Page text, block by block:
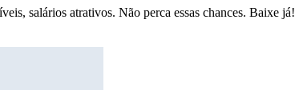
salários atrativos. Não perca essas chances. Baixe já!